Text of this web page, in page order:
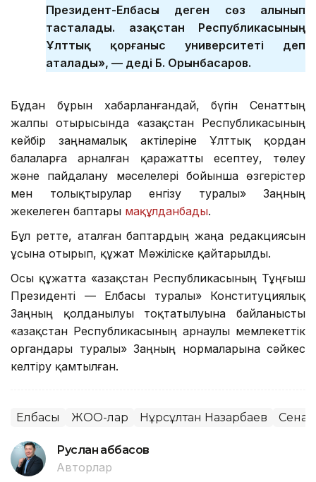
Президент-Елбасы деген сөз алынып
тасталады. Қазақстан Республикасының
Ұлттық қорғаныс университеті деп
аталады», — деді Б. Орынбасаров.
Бұдан бұрын хабарланғандай, бүгін Сенаттың
жалпы отырысында «Қазақстан Республикасының
кейбір заңнамалық актілеріне Ұлттық қордан
балаларға арналған қаражатты есептеу, төлеу
және пайдалану мәселелері бойынша өзгерістер
мен толықтырулар енгізу туралы» Заңның
жекелеген баптары мақұлданбады.
Бұл ретте, аталған баптардың жаңа редакциясын
ұсына отырып, құжат Мәжіліске қайтарылды.
Осы құжатта «Қазақстан Республикасының Тұңғыш
Президенті — Елбасы туралы» Конституциялық
Заңның қолданылуы тоқтатылуына байланысты
«Қазақстан Республикасының арнаулы мемлекеттік
органдары туралы» Заңның нормаларына сәйкес
келтіру қамтылған.
Елбасы ЖОО-лар Нұрсұлтан Назарбаев Сенат
Руслан Ғаббасов
Авторлар